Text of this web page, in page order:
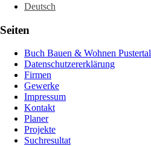
Deutsch
Seiten
Buch Bauen & Wohnen Pustertal
Datenschutzererklärung
Firmen
Gewerke
Impressum
Kontakt
Planer
Projekte
Suchresultat